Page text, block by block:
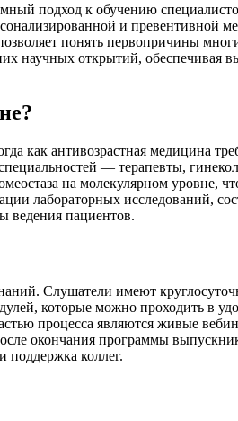
подход к обучению
и превентивной
понять первопричины
научных открытий, обеспечивая
как антивозрастная медицина
— терапевты,
на молекулярном уровне,
лабораторных исследований,
ведения пациентов.
Слушатели имеют
которые можно проходить в
процесса являются живые
окончания программы
поддержка коллег.